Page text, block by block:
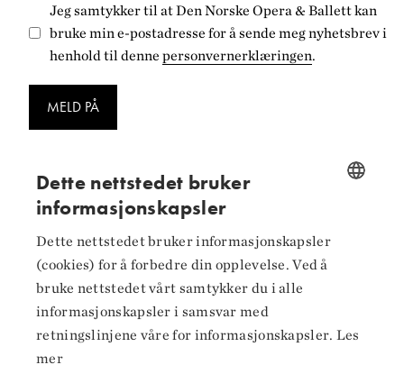
Jeg samtykker til at Den Norske Opera & Ballett kan
bruke min e-postadresse for å sende meg nyhetsbrev i
henhold til denne personvernerklæringen.
MELD PÅ
Følg oss på
Facebook
Instagram
ENGLISH
Dette nettstedet bruker
informasjonskapsler
Dette nettstedet bruker informasjonskapsler
(cookies) for å forbedre din opplevelse. Ved å
bruke nettstedet vårt samtykker du i alle
informasjonskapsler i samsvar med
retningslinjene våre for informasjonskapsler. Les
mer